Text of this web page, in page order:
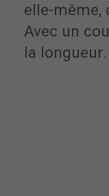
elle-même,
Avec un
la longueur.